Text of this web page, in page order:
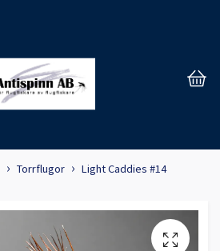
Torrflugor Light Caddies #14